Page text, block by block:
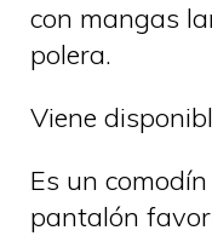
con mangas
polera.
Viene
Es un
pantalón